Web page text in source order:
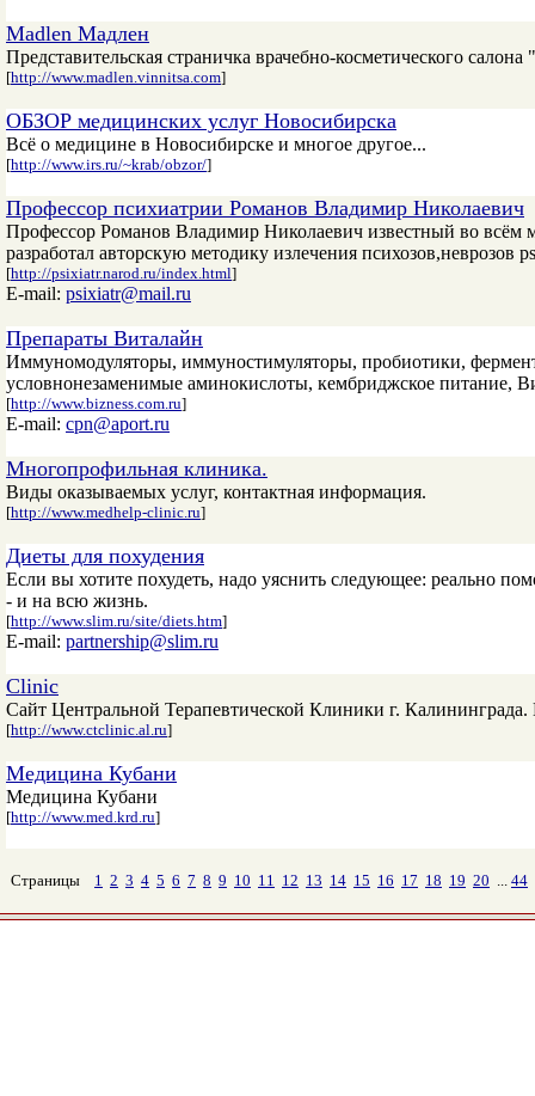
Madlen Мадлен
Представительская страничка врачебно-косметического
[http://www.madlen.vinnitsa.com]
ОБЗОР медицинских услуг Новосибирска
Всё о медицине в Новосибирске и многое другое...
[http://www.irs.ru/~krab/obzor/]
Профессор психиатрии Романов Владимир Николаевич
Профессор Романов Владимир Николаевич известный во всём
разработал авторскую методику излечения психозов,неврозов
[http://psixiatr.narod.ru/index.html]
E-mail: psixiatr@mail.ru
Препараты Виталайн
Иммуномодуляторы, иммуностимуляторы, пробиотики,
условнонезаменимые аминокислоты, кембриджское питание,
[http://www.bizness.com.ru]
E-mail: cpn@aport.ru
Многопрофильная клиника.
Виды оказываемых услуг, контактная информация.
[http://www.medhelp-clinic.ru]
Диеты для похудения
Если вы хотите похудеть, надо уяснить следующее: реально
- и на всю жизнь.
[http://www.slim.ru/site/diets.htm]
E-mail: partnership@slim.ru
Clinic
Cайт Центральной Терапевтической Клиники г.
[http://www.ctclinic.al.ru]
Медицина Кубани
Медицина Кубани
[http://www.med.krd.ru]
Страницы 1 2 3 4 5 6 7 8 9 10 11 12 13 14 15 16 17 18 19 20 ... 44